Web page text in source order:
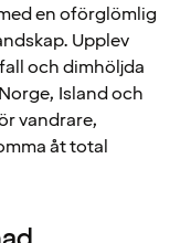
en oförglömlig
Upplev
och dimhöljda
Island och
vandrare,
åt total